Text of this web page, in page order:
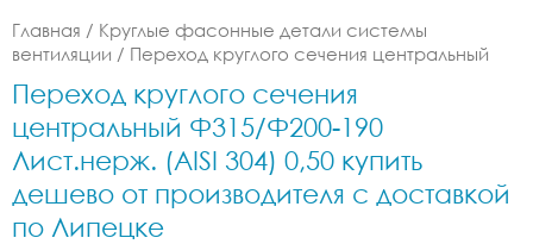
Главная / Круглые фасонные детали системы
вентиляции / Переход круглого сечения центральный
Переход круглого сечения
центральный Ф315/Ф200-190
Лист.нерж. (AISI 304) 0,50 купить
дешево от производителя с доставкой
по Липецке